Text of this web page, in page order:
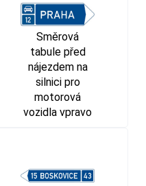
Směrová
tabule před
nájezdem na
silnici pro
motorová
vozidla vpravo